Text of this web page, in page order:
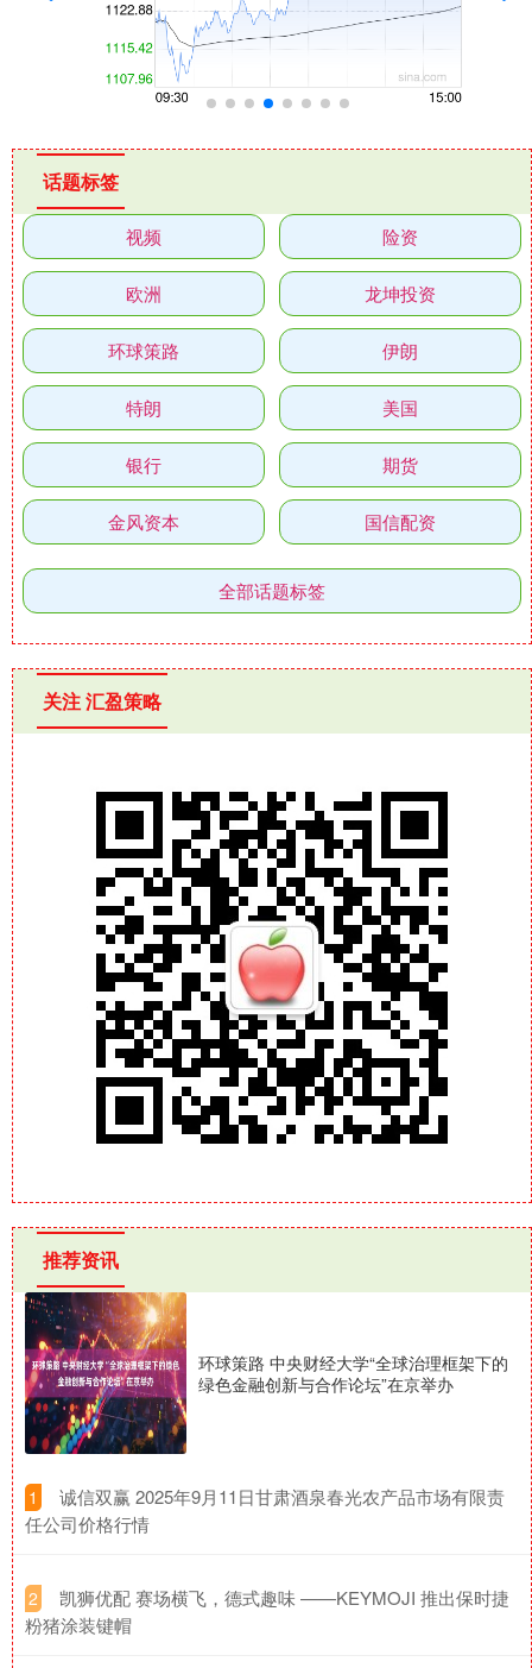
话题标签
视频 险资
欧洲 龙坤投资
环球策路 伊朗
特朗 美国
银行 期货
金风资本 国信配资
全部话题标签
关注 汇盈策略
推荐资讯
环球策路 中央财经大学“全球治理框架下的
绿色金融创新与合作论坛”在京举办
1
​诚信双赢 2025年9月11日甘肃酒泉春光农产品市场有限责
任公司价格行情
2
​凯狮优配 赛场横飞，德式趣味 ——KEYMOJI 推出保时捷
粉猪涂装键帽